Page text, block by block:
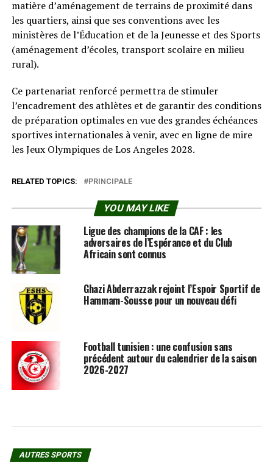
matière d’aménagement de terrains de proximité dans
les quartiers, ainsi que ses conventions avec les
ministères de l’Éducation et de la Jeunesse et des Sports
(aménagement d’écoles, transport scolaire en milieu
rural).
Ce partenariat renforcé permettra de stimuler
l’encadrement des athlètes et de garantir des conditions
de préparation optimales en vue des grandes échéances
sportives internationales à venir, avec en ligne de mire
les Jeux Olympiques de Los Angeles 2028.
RELATED TOPICS: PRINCIPALE
YOU MAY LIKE
Ligue des champions de la CAF : les
adversaires de l’Espérance et du Club
Africain sont connus
Ghazi Abderrazzak rejoint l’Espoir Sportif de
Hammam-Sousse pour un nouveau défi
Football tunisien : une confusion sans
précédent autour du calendrier de la saison
2026-2027
AUTRES SPORTS